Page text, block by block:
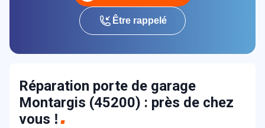
Être rappelé
Réparation porte de garage
Montargis (45200) : près de chez
vous !